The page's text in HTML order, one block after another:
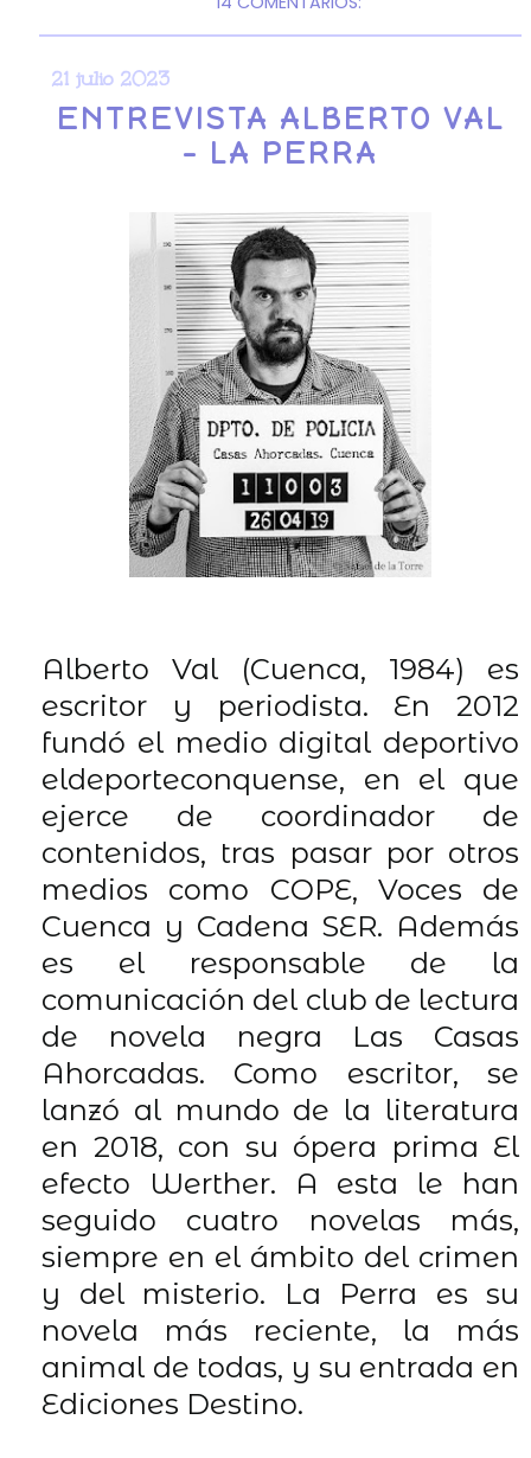
21 julio 2023
ENTREVISTA ALBERTO VAL
- LA PERRA
Alberto Val (Cuenca, 1984) es
escritor y periodista. En 2012
fundó el medio digital deportivo
eldeporteconquense, en el que
ejerce de coordinador de
contenidos, tras pasar por otros
medios como COPE, Voces de
Cuenca y Cadena SER. Además
es el responsable de la
comunicación del club de lectura
de novela negra Las Casas
Ahorcadas. Como escritor, se
lanzó al mundo de la literatura
en 2018, con su ópera prima El
efecto Werther. A esta le han
seguido cuatro novelas más,
siempre en el ámbito del crimen
y del misterio. La Perra es su
novela más reciente, la más
animal de todas, y su entrada en
Ediciones Destino.